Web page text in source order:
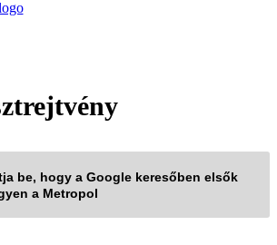
be, hogy a Google keresőben elsők
a Metropol